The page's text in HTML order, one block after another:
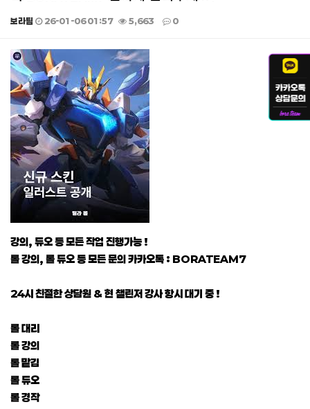
보라팀 26-01-06 01:57 5,663 0
본문
강의, 듀오 등 모든 작업 진행가능 !
롤 강의, 롤 듀오 등 모든 문의 카카오톡 : BORATEAM7
24시 친절한 상담원 & 현 챌린저 강사 항시 대기 중 !
롤 대리
롤 강의
롤 맡김
롤 듀오
롤 경작